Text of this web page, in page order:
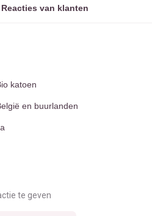
Reacties van klanten
katoen
en buurlanden
te geven